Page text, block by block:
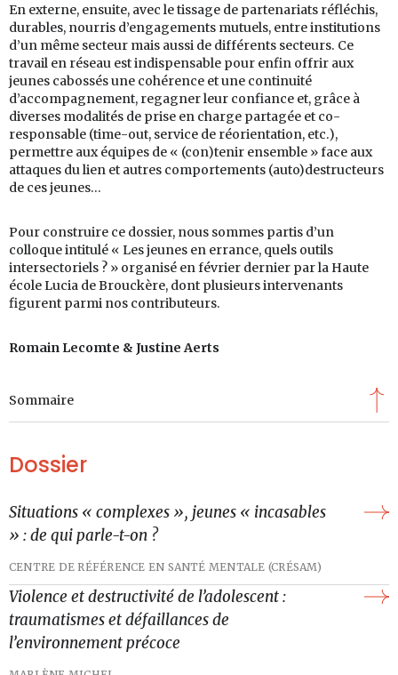
En externe, ensuite, avec le tissage de partenariats réfléchis,
durables, nourris d’engagements mutuels, entre institutions
d’un même secteur mais aussi de différents secteurs. Ce
travail en réseau est indispensable pour enfin offrir aux
jeunes cabossés une cohérence et une continuité
d’accompagnement, regagner leur confiance et, grâce à
diverses modalités de prise en charge partagée et co-
responsable (time-out, service de réorientation, etc.),
permettre aux équipes de « (con)tenir ensemble » face aux
attaques du lien et autres comportements (auto)destructeurs
de ces jeunes…
Pour construire ce dossier, nous sommes partis d’un
colloque intitulé « Les jeunes en errance, quels outils
intersectoriels ? » organisé en février dernier par la Haute
école Lucia de Brouckère, dont plusieurs intervenants
figurent parmi nos contributeurs.
Romain Lecomte & Justine Aerts
Sommaire
Dossier
Situations « complexes », jeunes « incasables
» : de qui parle-t-on ?
CENTRE DE RÉFÉRENCE EN SANTÉ MENTALE (CRÉSAM)
Violence et destructivité de l’adolescent :
traumatismes et défaillances de
l’environnement précoce